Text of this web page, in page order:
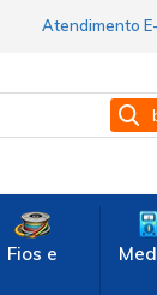
Atendimento
Fios e